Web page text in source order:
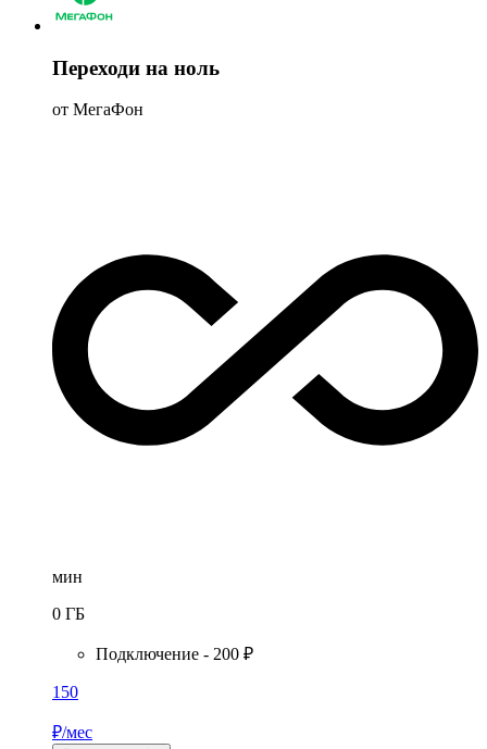
Переходи на ноль
от МегаФон
мин
0 ГБ
Подключение - 200 ₽
150
₽/мес